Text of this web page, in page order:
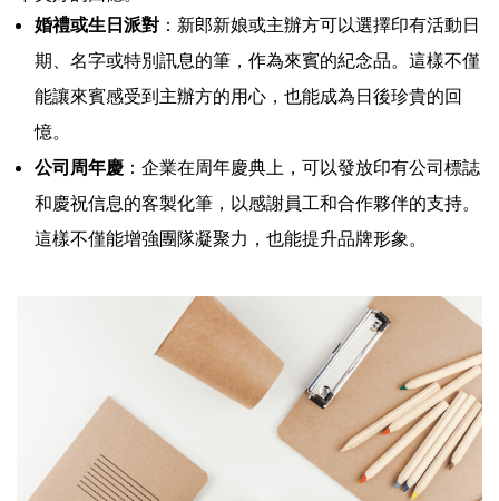
婚禮或生日派對 ：新郎新娘或主辦方可以選擇印有活動日
期、名字或特別訊息的筆，作為來賓的紀念品。這樣不僅
能讓來賓感受到主辦方的用心，也能成為日後珍貴的回
憶。
公司周年慶 ：企業在周年慶典上，可以發放印有公司標誌
和慶祝信息的客製化筆，以感謝員工和合作夥伴的支持。
這樣不僅能增強團隊凝聚力，也能提升品牌形象。